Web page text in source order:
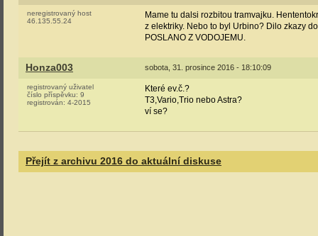
neregistrovaný host
46.135.55.24
Mame tu dalsi rozbitou tramvajku.
z elektriky. Nebo to byl Urbino? Dilo zkazy
POSLANO Z VODOJEMU.
Honza003 sobota, 31. prosince 2016 - 18:10:09
registrovaný uživatel
číslo příspěvku: 9
registrován: 4-2015
Které ev.č.?
T3,Vario,Trio nebo Astra?
ví se?
Přejít z archivu 2016 do aktuální diskuse